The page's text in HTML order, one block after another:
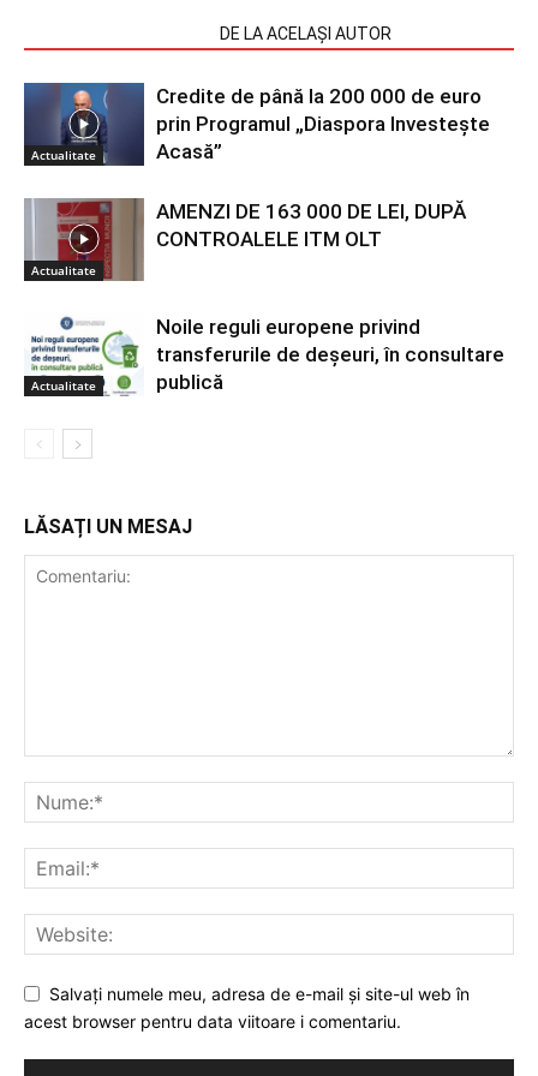
DE LA ACELAȘI AUTOR
Actualitate
Credite de până la 200 000 de euro
prin Programul „Diaspora Investește
Acasă”
Actualitate
AMENZI DE 163 000 DE LEI, DUPĂ
CONTROALELE ITM OLT
Actualitate
Noile reguli europene privind
transferurile de deșeuri, în consultare
publică
LĂSAȚI UN MESAJ
Salvați numele meu, adresa de e-mail și site-ul web în
acest browser pentru data viitoare i comentariu.